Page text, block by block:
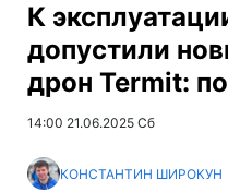
К
допустили
дрон Termit:
14:00 21.06.2025 Сб
КОНСТАНТИН ШИРОКУН